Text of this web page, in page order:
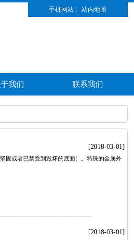
手机网站 | 站内地图
我们 联系我们
[2018-03-01]
固或者已禁受到毁坏的底面）。特殊的金属外
[2018-03-01]